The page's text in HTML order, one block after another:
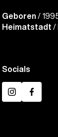
Geboren /
Heimatstadt /
Socials
Instagram